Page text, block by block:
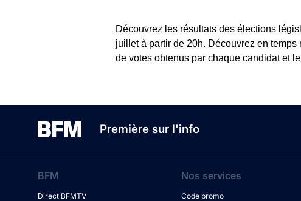
Découvrez les résultats des élections
juillet à partir de 20h. Découvrez en
de votes obtenus par chaque candidat et
Première sur l'info
BFM
Direct BFMTV
Nos services
Code promo